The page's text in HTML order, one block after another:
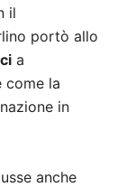
il
portò allo
a
come la
in
anche